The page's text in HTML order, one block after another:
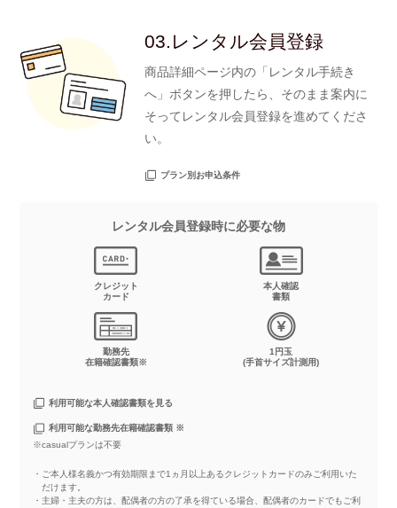
03.レンタル会員登録
商品詳細ページ内の「レンタル手続き
へ」ボタンを押したら、そのまま案内に
そってレンタル会員登録を進めてくださ
い。
プラン別お申込条件
レンタル会員登録時に必要な物
クレジット
カード
本人確認
書類
勤務先
在籍確認書類※
1円玉
(手首サイズ計測用)
利用可能な本人確認書類を見る
利用可能な勤務先在籍確認書類 ※
※casualプランは不要
・ご本人様名義かつ有効期限まで1ヵ月以上あるクレジットカードのみご利用いた
だけます。
・主婦・主夫の方は、配偶者の方の了承を得ている場合、配偶者のカードでもご利